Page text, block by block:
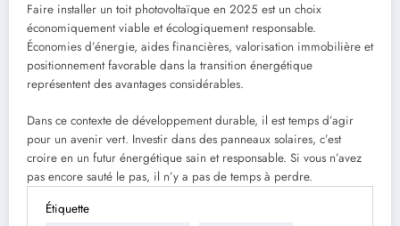
Faire installer un toit photovoltaïque en 2025 est un choix
économiquement viable et écologiquement responsable.
Économies d’énergie, aides financières, valorisation immobilière et
positionnement favorable dans la transition énergétique
représentent des avantages considérables.
Dans ce contexte de développement durable, il est temps d’agir
pour un avenir vert. Investir dans des panneaux solaires, c’est
croire en un futur énergétique sain et responsable. Si vous n’avez
pas encore sauté le pas, il n’y a pas de temps à perdre.
Étiquette